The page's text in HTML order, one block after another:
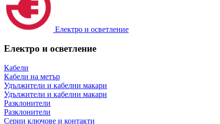
Електро и осветление
Електро и осветление
Кабели
Кабели на метър
Удължители и кабелни макари
Удължители и кабелни макари
Разклонители
Разклонители
Серии ключове и контакти